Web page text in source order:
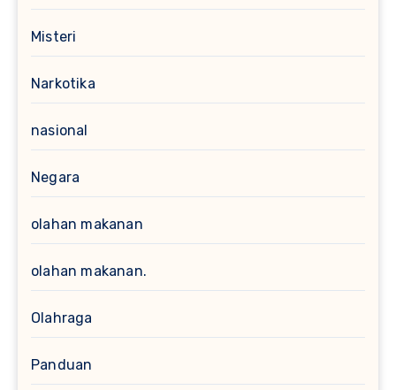
Misteri
Narkotika
nasional
Negara
olahan makanan
olahan makanan.
Olahraga
Panduan